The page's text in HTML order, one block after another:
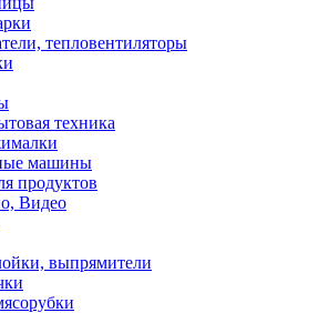
тепловентиляторы
техника
машины
продуктов
Видео
выпрямители